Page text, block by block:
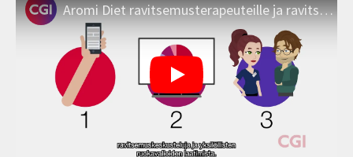
Aromi Diet ravitsemusterapeuteille ja ravitsemusalan ammattilaisille